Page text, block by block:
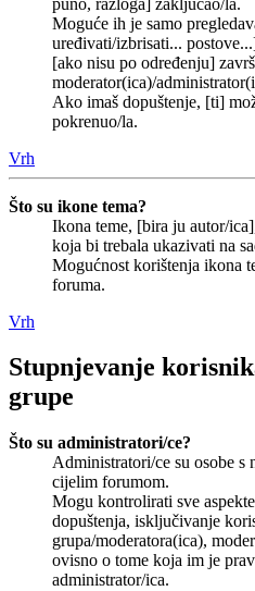
Moguće ih je samo
uređivati/izbrisati...
[ako nisu po određenju]
moderator(ica)/
Ako imaš dopuštenje, [ti]
pokrenuo/la.
Vrh
Što su ikone tema?
Ikona teme, [bira ju autor/
koja bi trebala ukazivati na
Mogućnost korištenja ikona
foruma.
Vrh
Stupnjevanje
grupe
Što su administratori/ce?
Administratori/ce su osobe s
cijelim forumom.
Mogu kontrolirati sve
dopuštenja, isključivanje
grupa/moderatora(ica),
ovisno o tome koja im je
administrator/ica.